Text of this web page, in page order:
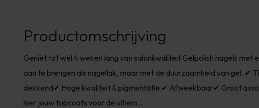
Productomschrijving
Geniet tot wel 4 weken lang van salonkwaliteit Gelpolish nagels met
aan te brengen als nagellak, maar met de duurzaamheid van gel. ✔
dekkend✔ Hoge kwaliteit & pigmentatie ✔ Afweekbaar✔ Groot
hier jouw topcoats voor de ultiem...